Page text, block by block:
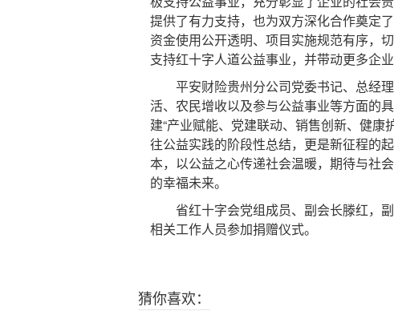
提供了有力支持，也为双方深化合作奠定
资金使用公开透明、项目实施规范有序，
支持红十字人道公益事业，并带动更多企
平安财险贵州分公司党委书记、总经理
活、农民增收以及参与公益事业等方面的
建“产业赋能、党建联动、销售创新、健
往公益实践的阶段性总结，更是新征程的
本，以公益之心传递社会温暖，期待与社
的幸福未来。
省红十字会党组成员、副会长滕红，副
相关工作人员参加捐赠仪式。
猜你喜欢：